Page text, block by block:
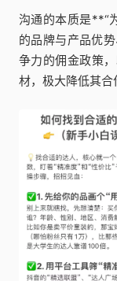
沟通的本质是**“
的品牌与产品优
争力的佣金政策
材，极大降低其合